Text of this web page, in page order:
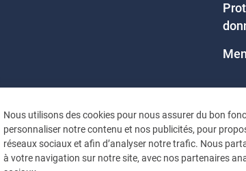
Nous utilisons des cookies pour nous assurer du bon
personnaliser notre contenu et nos publicités, pour
réseaux sociaux et afin d’analyser notre trafic. Nous
à votre navigation sur notre site, avec nos partenaires